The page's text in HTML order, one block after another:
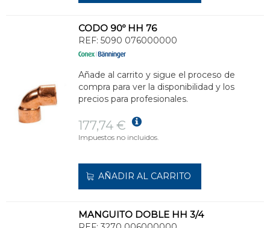
CODO 90º HH 76
REF: 5090 076000000
Añade al carrito y sigue el proceso de
compra para ver la disponibilidad y los
precios para profesionales.
177,74 €
Impuestos no incluidos.
AÑADIR AL CARRITO
MANGUITO DOBLE HH 3/4